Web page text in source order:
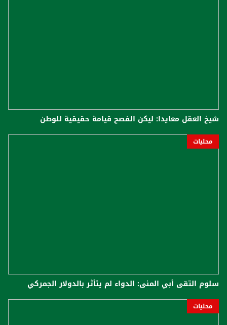
شيخ العقل معايدا: ليكن الفصح قيامة حقيقية للوطن
محليات
سلوم التقى أبي المنى: الدواء لم يتأثر بالدولار الجمركي
محليات